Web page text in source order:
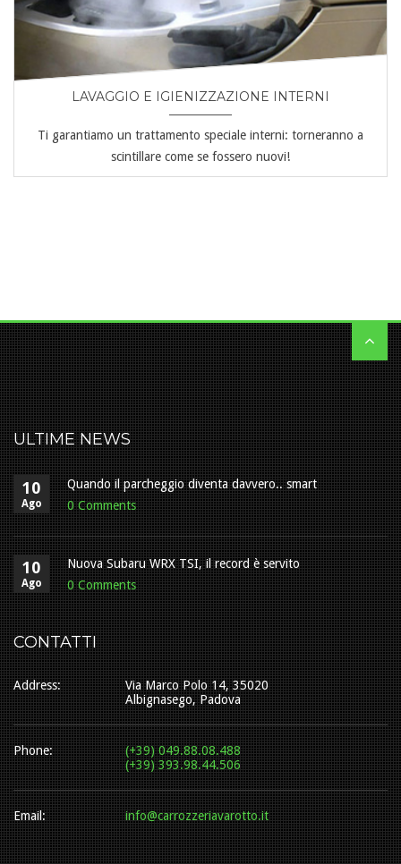
LAVAGGIO E IGIENIZZAZIONE INTERNI
Ti garantiamo un trattamento speciale interni: torneranno a
scintillare come se fossero nuovi!
ULTIME NEWS
10
Ago
Quando il parcheggio diventa davvero.. smart
0 Comments
10
Ago
Nuova Subaru WRX TSI, il record è servito
0 Comments
CONTATTI
Address:
Via Marco Polo 14, 35020
Albignasego, Padova
Phone:
(+39) 049.88.08.488
(+39) 393.98.44.506
Email: info@carrozzeriavarotto.it